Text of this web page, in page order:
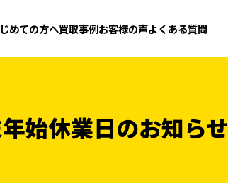
めての方へ買取事例お客様の声よくある質問
始休業日のお知らせ